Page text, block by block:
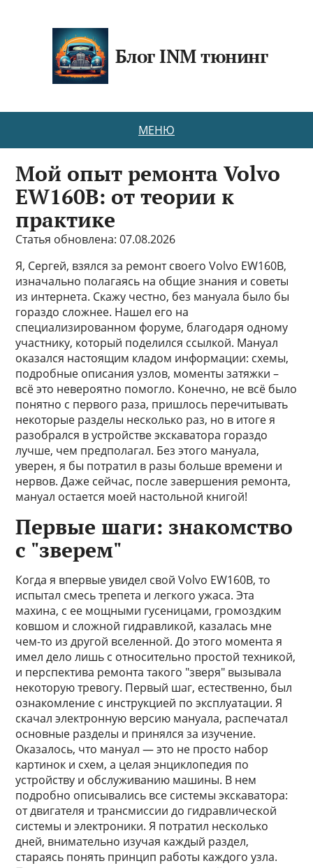
Блог INM тюнинг
МЕНЮ
Мой опыт ремонта Volvo
EW160B: от теории к
практике
Статья обновлена: 07.08.2026
Я, Сергей, взялся за ремонт своего Volvo EW160B,
изначально полагаясь на общие знания и советы
из интернета. Скажу честно, без мануала было бы
гораздо сложнее. Нашел его на
специализированном форуме, благодаря одному
участнику, который поделился ссылкой. Мануал
оказался настоящим кладом информации: схемы,
подробные описания узлов, моменты затяжки –
всё это невероятно помогло. Конечно, не всё было
понятно с первого раза, пришлось перечитывать
некоторые разделы несколько раз, но в итоге я
разобрался в устройстве экскаватора гораздо
лучше, чем предполагал. Без этого мануала,
уверен, я бы потратил в разы больше времени и
нервов. Даже сейчас, после завершения ремонта,
мануал остается моей настольной книгой!
Первые шаги: знакомство
с "зверем"
Когда я впервые увидел свой Volvo EW160B, то
испытал смесь трепета и легкого ужаса. Эта
махина, с ее мощными гусеницами, громоздким
ковшом и сложной гидравликой, казалась мне
чем-то из другой вселенной. До этого момента я
имел дело лишь с относительно простой техникой,
и перспектива ремонта такого "зверя" вызывала
некоторую тревогу. Первый шаг, естественно, был
ознакомление с инструкцией по эксплуатации. Я
скачал электронную версию мануала, распечатал
основные разделы и принялся за изучение.
Оказалось, что мануал — это не просто набор
картинок и схем, а целая энциклопедия по
устройству и обслуживанию машины. В нем
подробно описывались все системы экскаватора:
от двигателя и трансмиссии до гидравлической
системы и электроники. Я потратил несколько
дней, внимательно изучая каждый раздел,
стараясь понять принцип работы каждого узла.